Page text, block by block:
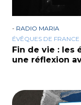
- RADIO MARIA
ÉVÊQUES DE FRANCE
Fin de vie : les
une réflexion